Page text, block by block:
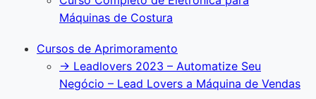
Máquinas de Costura
Cursos de Aprimoramento
→ Leadlovers 2023 – Automatize Seu
Negócio – Lead Lovers a Máquina de Vendas